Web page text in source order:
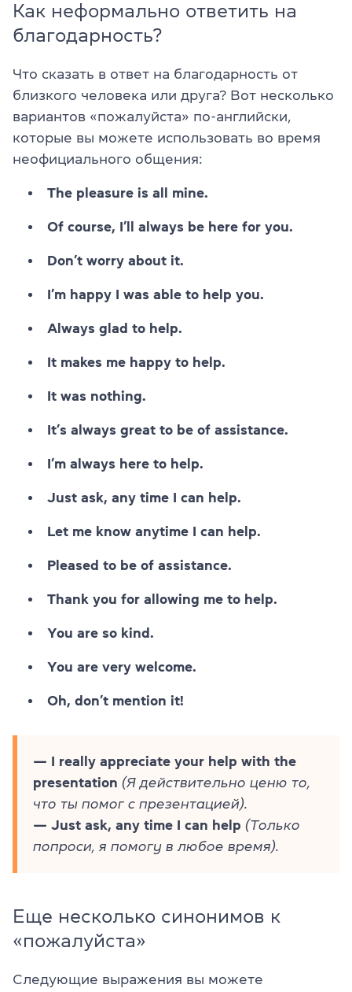
Как неформально ответить на
благодарность?
Что сказать в ответ на благодарность от
близкого человека или друга? Вот несколько
вариантов «пожалуйста» по-английски,
которые вы можете использовать во время
неофициального общения:
The pleasure is all mine.
Of course, I’ll always be here for you.
Don’t worry about it.
I’m happy I was able to help you.
Always glad to help.
It makes me happy to help.
It was nothing.
It’s always great to be of assistance.
I’m always here to help.
Just ask, any time I can help.
Let me know anytime I can help.
Pleased to be of assistance.
Thank you for allowing me to help.
You are so kind.
You are very welcome.
Oh, don’t mention it!
— I really appreciate your help with the
presentation (Я действительно ценю то,
что ты помог с презентацией).
— Just ask, any time I can help (Только
попроси, я помогу в любое время).
Еще несколько синонимов к
«пожалуйста»
Следующие выражения вы можете